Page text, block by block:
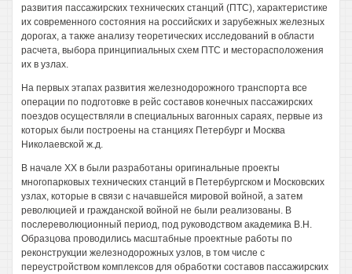
развития пассажирских технических станций (ПТС), характеристике
их современного состояния на российских и зарубежных железных
дорогах, а также анализу теоретических исследований в области
расчета, выбора принципиальных схем ПТС и месторасположения
их в узлах.
На первых этапах развития железнодорожного транспорта все
операции по подготовке в рейс составов конечных пассажирских
поездов осуществляли в специальных вагонных сараях, первые из
которых были построены на станциях Петербург и Москва
Николаевской ж.д.
В начале XX в были разработаны оригинальные проекты
многопарковых технических станций в Петербургском и Московских
узлах, которые в связи с начавшейся мировой войной, а затем
революцией и гражданской войной не были реализованы. В
послереволюционный период, под руководством академика В.Н.
Образцова проводились масштабные проектные работы по
реконструкции железнодорожных узлов, в том числе с
переустройством комплексов для обработки составов пассажирских